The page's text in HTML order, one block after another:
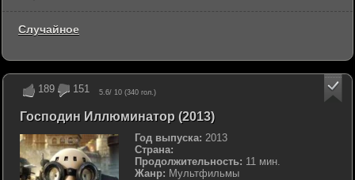
189 151 5.6/ 10 (340 гол.)
Господин Иллюминатор (2013)
Год выпуска: 2013
Страна:
Продолжительность: 11 мин.
Жанр: Мультфильмы
Случайное